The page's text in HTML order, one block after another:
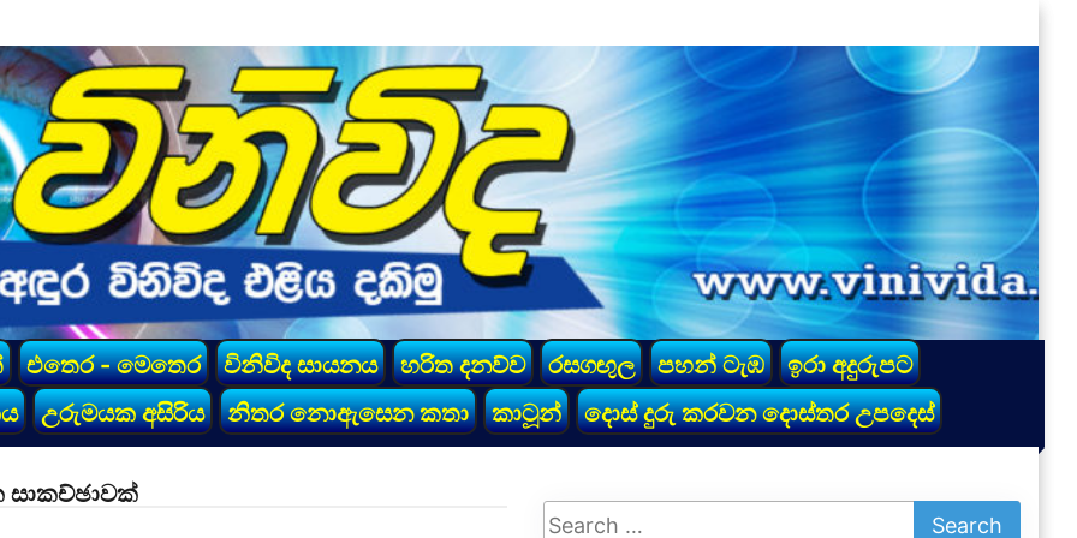
එතෙර - මෙතෙර විනිවිද සායනය හරිත දනව්ව රසගඟුල පහන් ටැඹ
ඉරා අදුරුපට
උරුමයක අසිරිය නිතර නොඇසෙන කතා කාටූන් දොස් දුරු කරවන දොස්තර උපදෙස්
සාකච්ඡාවක්